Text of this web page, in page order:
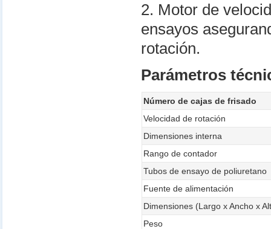
2. Motor de
ensayos
rotación.
Parámetros
Número de cajas de frisado
Velocidad de rotación
Dimensiones interna
Rango de contador
Tubos de ensayo de poliuretano
Fuente de alimentación
Dimensiones (Largo x Ancho x
Peso